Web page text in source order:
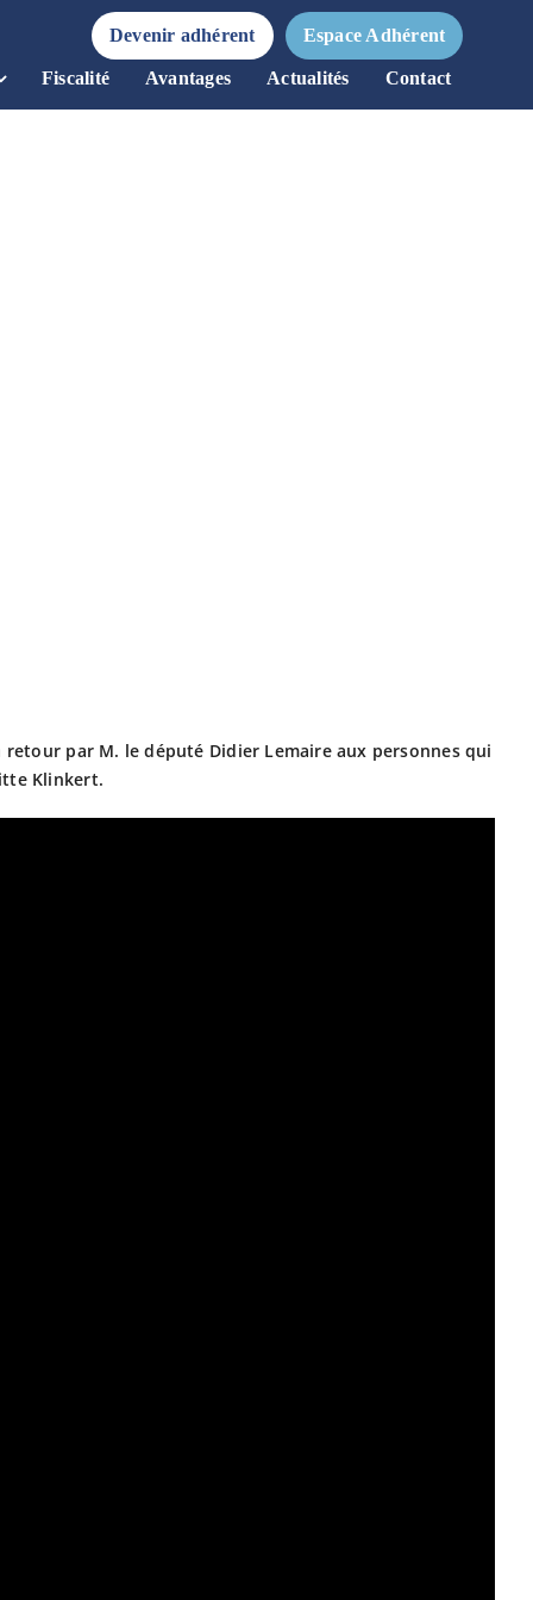
Devenir adhérent Espace Adhérent
Fiscalité Avantages Actualités Contact
retour par M. le député Didier Lemaire aux personnes qui
Klinkert.